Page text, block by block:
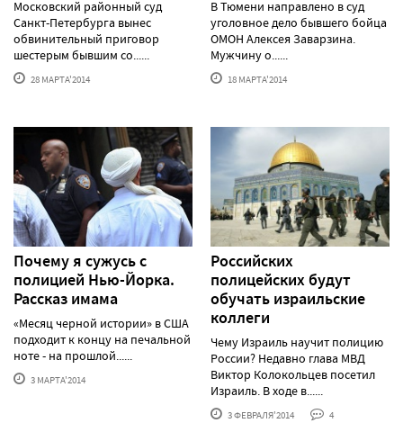
Московский районный суд
Санкт-Петербурга вынес
обвинительный приговор
шестерым бывшим со......
28 МАРТА'2014
В Тюмени направлено в суд
уголовное дело бывшего бойца
ОМОН Алексея Заварзина.
Мужчину о......
18 МАРТА'2014
Почему я сужусь с
полицией Нью-Йорка.
Рассказ имама
«Месяц черной истории» в США
подходит к концу на печальной
ноте - на прошлой......
3 МАРТА'2014
Российских
полицейских будут
обучать израильские
коллеги
Чему Израиль научит полицию
России? Недавно глава МВД
Виктор Колокольцев посетил
Израиль. В ходе в......
3 ФЕВРАЛЯ'2014 4